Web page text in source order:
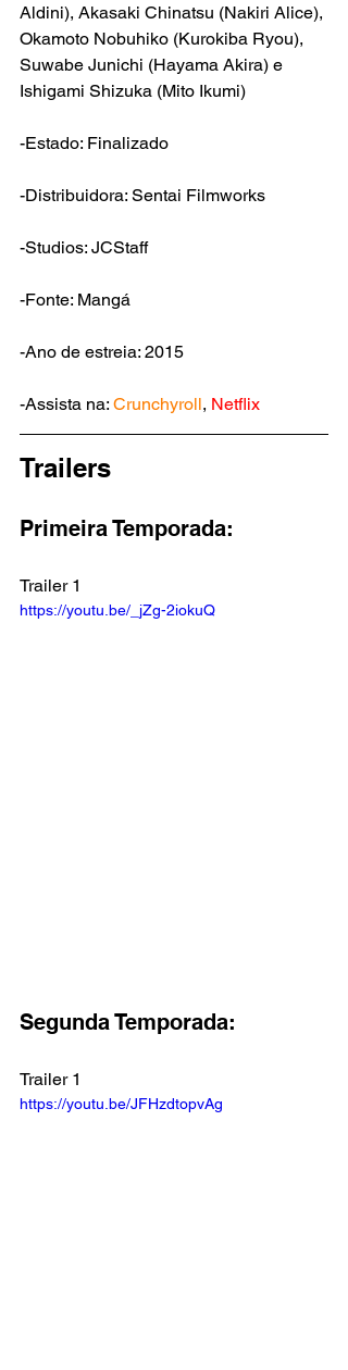
Aldini), Akasaki Chinatsu (Nakiri Alice),
Okamoto Nobuhiko (Kurokiba Ryou),
Suwabe Junichi (Hayama Akira) e
Ishigami Shizuka (Mito Ikumi)
-Estado: Finalizado
-Distribuidora: Sentai Filmworks
-Studios: JCStaff
-Fonte: Mangá
-Ano de estreia: 2015
-Assista na: Crunchyroll, Netflix
Trailers
Primeira Temporada:
Trailer 1
https://youtu.be/_jZg-2iokuQ
Segunda Temporada:
Trailer 1
https://youtu.be/JFHzdtopvAg